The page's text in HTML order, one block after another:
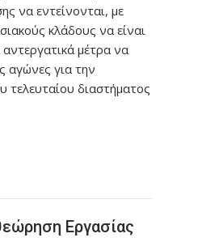
να εντείνονται, με
κλάδους να είναι
μέτρα να
αγώνες για την
διαστήματος
Εργασίας